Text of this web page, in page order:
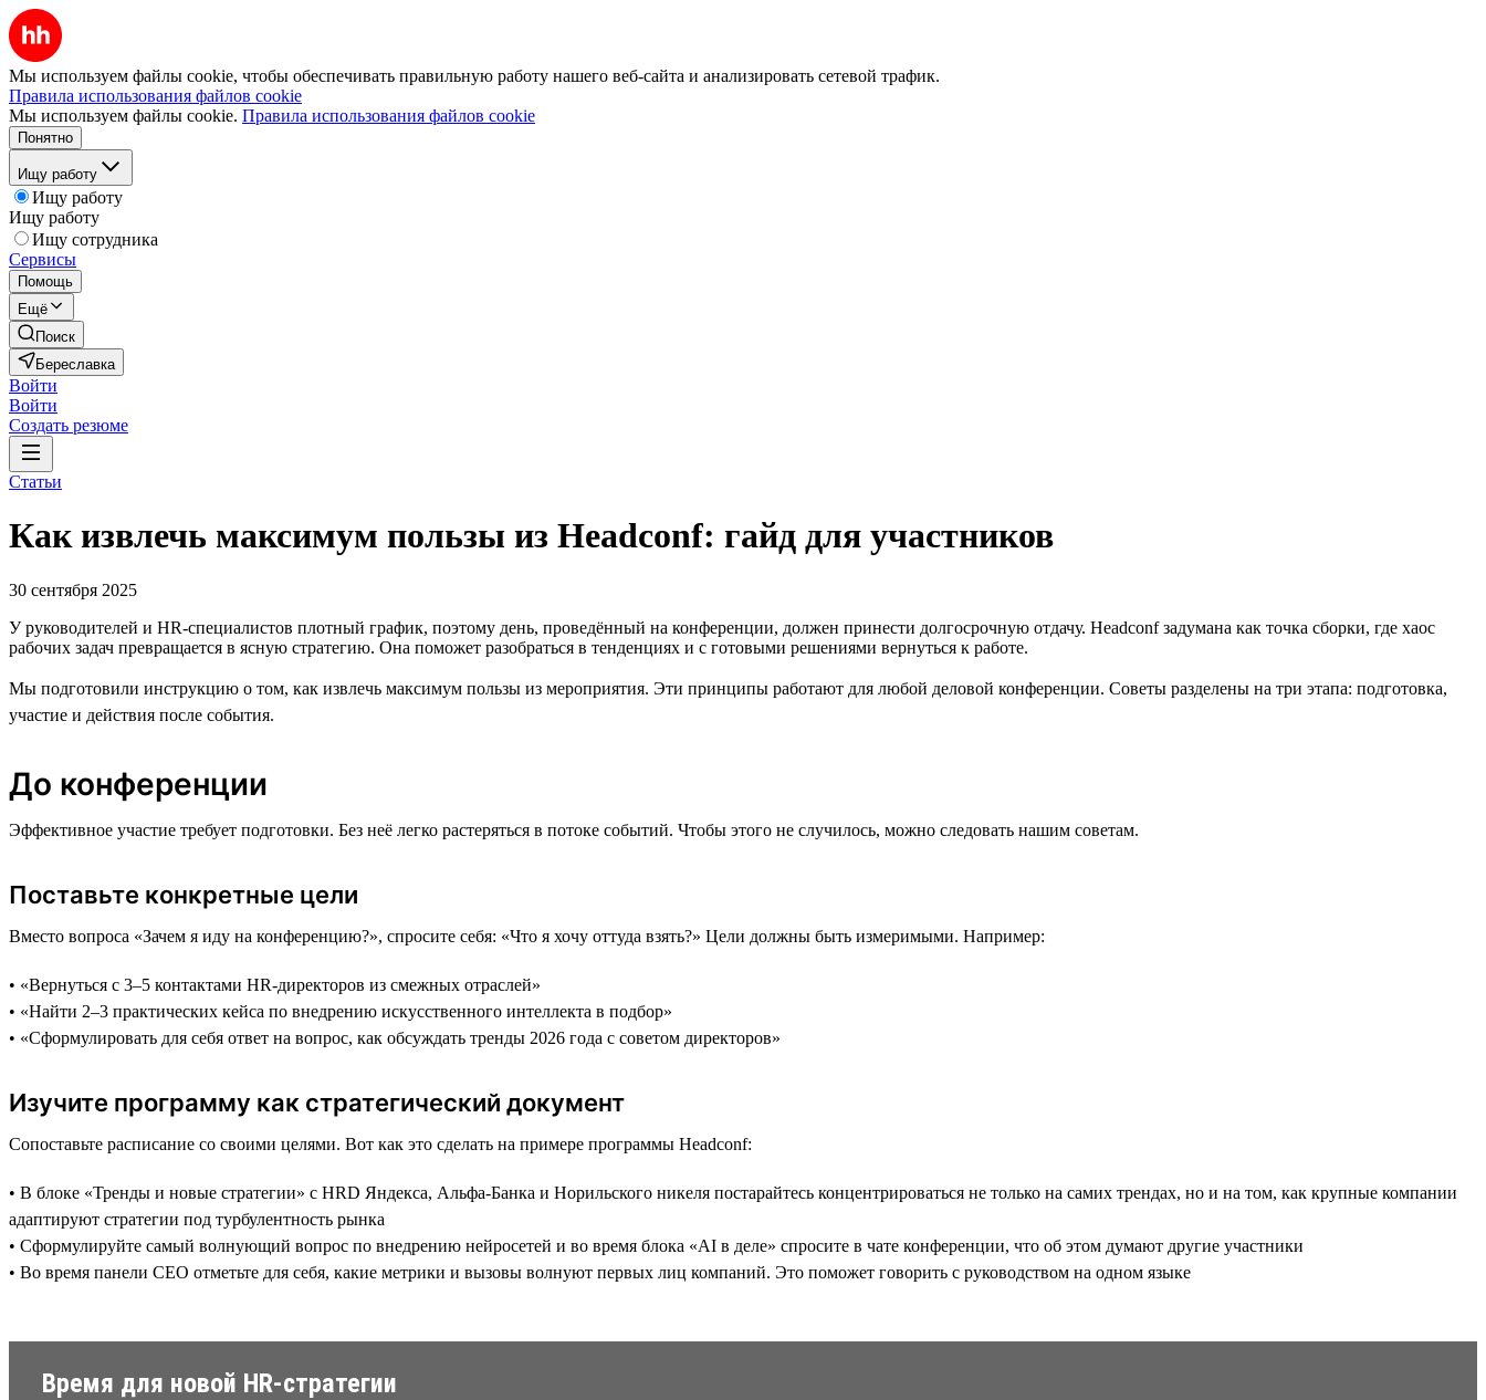
Мы используем файлы cookie, чтобы обеспечивать правильную работу нашего веб-сайта и анализировать сетевой трафик.
Правила использования файлов cookie
Мы используем файлы cookie. Правила использования файлов cookie
Понятно
Ищу работу
Ищу работу
Ищу работу
Ищу сотрудника
Сервисы
Помощь
Ещё
Поиск
Береславка
Войти
Войти
Создать резюме
Статьи
Как извлечь максимум пользы из Headсonf: гайд для участников
30 сентября 2025
У руководителей и HR-специалистов плотный график, поэтому день, проведённый на конференции, должен принести долгосрочную отдачу. Headсonf задумана как точка сборки, где хаос
рабочих задач превращается в ясную стратегию. Она поможет разобраться в тенденциях и с готовыми решениями вернуться к работе.
Мы подготовили инструкцию о том, как извлечь максимум пользы из мероприятия. Эти принципы работают для любой деловой конференции. Советы разделены на три этапа: подготовка,
участие и действия после события.
До конференции
Эффективное участие требует подготовки. Без неё легко растеряться в потоке событий. Чтобы этого не случилось, можно следовать нашим советам.
Поставьте конкретные цели
Вместо вопроса «Зачем я иду на конференцию?», спросите себя: «Что я хочу оттуда взять?» Цели должны быть измеримыми. Например:
• «Вернуться с 3–5 контактами HR-директоров из смежных отраслей»
• «Найти 2–3 практических кейса по внедрению искусственного интеллекта в подбор»
• «Сформулировать для себя ответ на вопрос, как обсуждать тренды 2026 года с советом директоров»
Изучите программу как стратегический документ
Сопоставьте расписание со своими целями. Вот как это сделать на примере программы Headсonf:
• В блоке «Тренды и новые стратегии» с HRD Яндекса, Альфа-Банка и Норильского никеля постарайтесь концентрироваться не только на самих трендах, но и на том, как крупные компании
адаптируют стратегии под турбулентность рынка
• Сформулируйте самый волнующий вопрос по внедрению нейросетей и во время блока «AI в деле» спросите в чате конференции, что об этом думают другие участники
• Во время панели CEO отметьте для себя, какие метрики и вызовы волнуют первых лиц компаний. Это поможет говорить с руководством на одном языке
Время для новой HR-стратегии